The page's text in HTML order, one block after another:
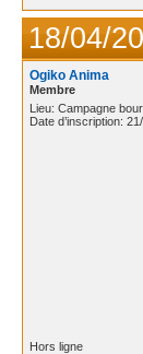
18/04/
Ogiko Anima
Membre
Lieu: Campagne
Date d’inscription:
Hors ligne